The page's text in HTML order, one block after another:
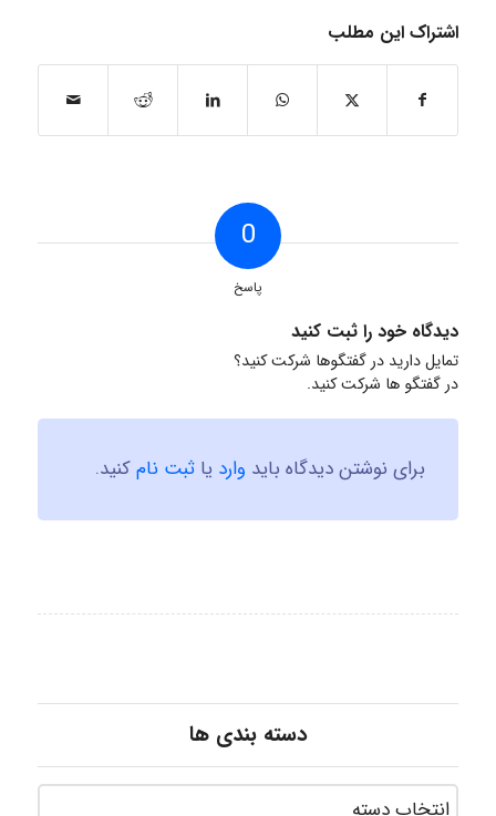
اشتراک این مطلب
0
پاسخ
دیدگاه خود را ثبت کنید
تمایل دارید در گفتگوها شرکت کنید؟
در گفتگو ها شرکت کنید.
برای نوشتن دیدگاه باید وارد یا ثبت نامکنید.
دسته بندی ها